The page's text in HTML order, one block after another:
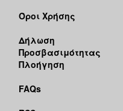
Όροι Χρήσης
Δήλωση
Προσβασιμότητας
Πλοήγηση
FAQs